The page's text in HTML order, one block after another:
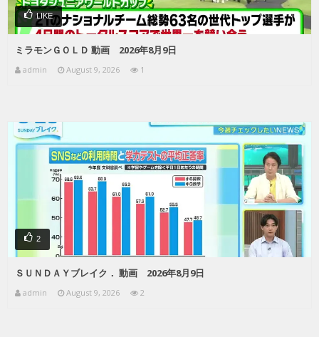
LIKE
ミラモンＧＯＬＤ 動画 2026年8月9日
admin August 9, 2026 1
2
ＳＵＮＤＡＹブレイク． 動画 2026年8月9日
admin August 9, 2026 2